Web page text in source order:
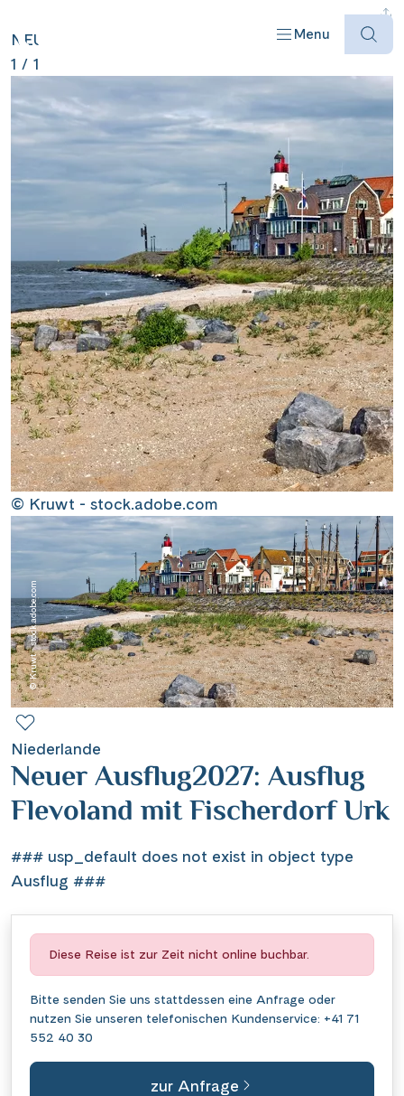
Menu
Destinations
Bateaux
Informations
Contact
Mentions légales
Contact professionnel
Hotline +41 71 552 40 30CH|DE
NEU
1 / 1
© Kruwt - stock.adobe.com
© Kruwt - stock.adobe.com
Niederlande
Neuer Ausflug2027: Ausflug
Flevoland mit Fischerdorf Urk
### usp_default does not exist in object type
Ausflug ###
Diese Reise ist zur Zeit nicht online buchbar.
Bitte senden Sie uns stattdessen eine Anfrage oder
nutzen Sie unseren telefonischen Kundenservice: +41 71
552 40 30
zur Anfrage